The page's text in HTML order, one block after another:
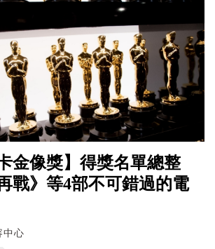
金像獎】得獎名單總整
戰》等4部不可錯過的電
中心